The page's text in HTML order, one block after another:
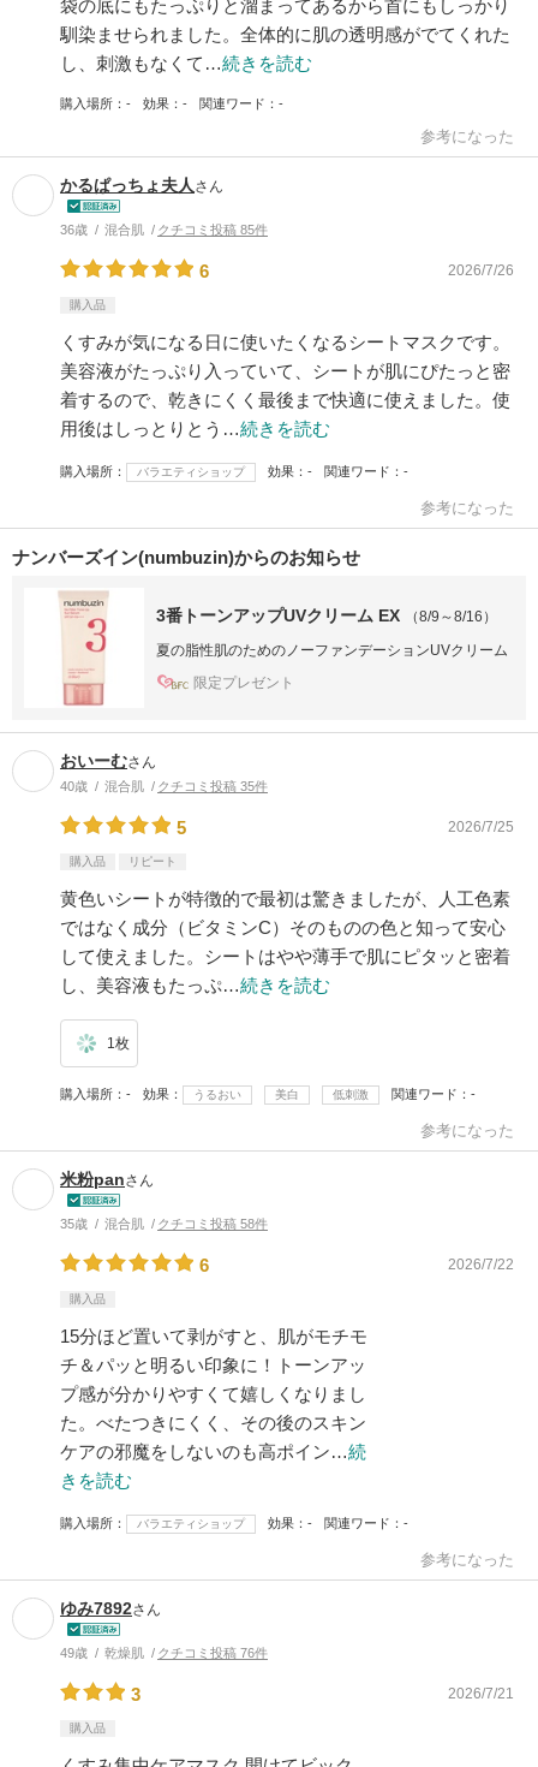
袋の底にもたっぷりと溜まってあるから首にもしっかり
馴染ませられました。全体的に肌の透明感がでてくれた
し、刺激もなくて…続きを読む
購入場所 - 効果 - 関連ワード -
参考になった
かるぱっちょ夫人 さん
36歳 混合肌 クチコミ投稿 85件
6 2026/7/26
購入品
くすみが気になる日に使いたくなるシートマスクです。
美容液がたっぷり入っていて、シートが肌にぴたっと密
着するので、乾きにくく最後まで快適に使えました。使
用後はしっとりとう…続きを読む
購入場所 バラエティショップ 効果 - 関連ワード -
参考になった
ナンバーズイン(numbuzin)からのお知らせ
3番トーンアップUVクリーム EX
（8/9～8/16）
夏の脂性肌のためのノーファンデーションUVクリーム
限定プレゼント
おいーむさん
40歳 混合肌 クチコミ投稿 35件
5 2026/7/25
購入品 リピート
黄色いシートが特徴的で最初は驚きましたが、人工色素
ではなく成分（ビタミンC）そのものの色と知って安心
して使えました。シートはやや薄手で肌にピタッと密着
し、美容液もたっぷ…続きを読む
1枚
購入場所 - 効果 うるおい 美白 低刺激 関連ワード -
参考になった
米粉panさん
35歳 混合肌 クチコミ投稿 58件
6 2026/7/22
購入品
15分ほど置いて剥がすと、肌がモチモ
チ＆パッと明るい印象に！トーンアッ
プ感が分かりやすくて嬉しくなりまし
た。べたつきにくく、その後のスキン
ケアの邪魔をしないのも高ポイン…続
きを読む
購入場所 バラエティショップ 効果 - 関連ワード -
参考になった
ゆみ7892さん
49歳 乾燥肌 クチコミ投稿 76件
3 2026/7/21
購入品